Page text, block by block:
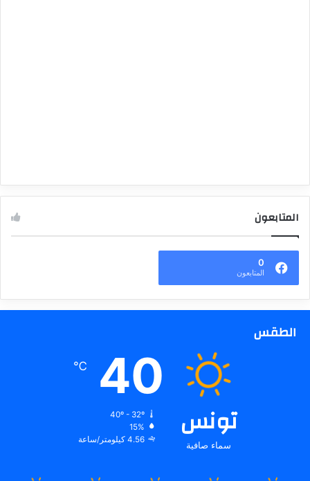
المتابعون
0
المتابعون
الطقس
تونس
سماء صافية
40
℃
40º - 32º
15%
4.56 كيلومتر/ساعة